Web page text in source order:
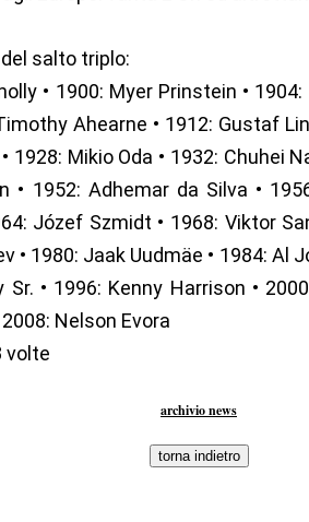
salto triplo:
• 1900: Myer Prinstein •
Ahearne • 1912: Gustaf
1928: Mikio Oda • 1932: Chuhei
• 1952: Adhemar da Silva •
Józef Szmidt • 1968: Viktor
• 1980: Jaak Uudmäe • 1984: Al
Sr. • 1996: Kenny Harrison •
Nelson Evora
volte
archivio news